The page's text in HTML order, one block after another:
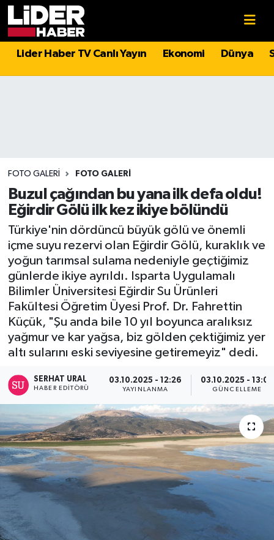
Lider Haber TV Canlı Yayın Ekonomi Dünya
FOTO GALERI FOTO GALERI
Buzul çağından bu yana ilk defa oldu!
Eğirdir Gölü ilk kez ikiye bölündü
Türkiye'nin dördüncü büyük gölü ve önemli
içme suyu rezervi olan Eğirdir Gölü, kuraklık ve
yoğun tarımsal sulama nedeniyle geçtiğimiz
günlerde ikiye ayrıldı. Isparta Uygulamalı
Bilimler Üniversitesi Eğirdir Su Ürünleri
Fakültesi Öğretim Üyesi Prof. Dr. Fahrettin
Küçük, "Şu anda bile 10 yıl boyunca aralıksız
yağmur ve kar yağsa, biz gölden çektiğimiz yer
altı sularını eski seviyesine getiremeyiz" dedi.
SERHAT URAL
HABER EDITÖRÜ
03.10.2025 - 12:26
YAYINLANMA
03.10.2025 - 13:02
GÜNCELLEME
Politika
Magazin
Spor
Sağlık
Teknoloji
Turizm
Kültür - Sanat
Lider Haber TV Canlı Yayın izle
Hava Durumu
Süper Lig Puan Durumu ve Fikstür
Tüm Manşetler
Son Dakika Haberleri
Haber Arşivi